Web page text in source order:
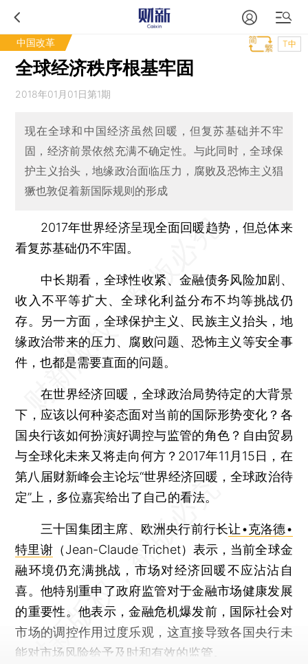
中国改革 T中
全球经济秩序根基牢固
2018年01月01日第1期
现在全球和中国经济虽然回暖，但复苏基础并不牢
固，经济前景依然充满不确定性。与此同时，全球保
护主义抬头，地缘政治面临压力，腐败及恐怖主义猖
獗也敦促着新国际规则的形成
2017年世界经济呈现全面回暖趋势，但总体来
看复苏基础仍不牢固。
中长期看，全球性收紧、金融债务风险加剧、
收入不平等扩大、全球化利益分布不均等挑战仍
存。另一方面，全球保护主义、民族主义抬头，地
缘政治带来的压力、腐败问题、恐怖主义等安全事
件，也都是需要直面的问题。
在世界经济回暖，全球政治局势待定的大背景
下，应该以何种姿态面对当前的国际形势变化？各
国央行该如何扮演好调控与监管的角色？自由贸易
与全球化未来又将走向何方？2017年11月15日，在
第八届财新峰会主论坛“世界经济回暖，全球政治待
定”上，多位嘉宾给出了自己的看法。
三十国集团主席、欧洲央行前行长让•克洛德•
特里谢（Jean-Claude Trichet）表示，当前全球金
融环境仍充满挑战，市场对经济回暖不应沾沾自
喜。他特别重申了政府监管对于金融市场健康发展
的重要性。他表示，金融危机爆发前，国际社会对
市场的调控作用过度乐观，这直接导致各国央行未
能对市场风险给予及时和有效的监管。